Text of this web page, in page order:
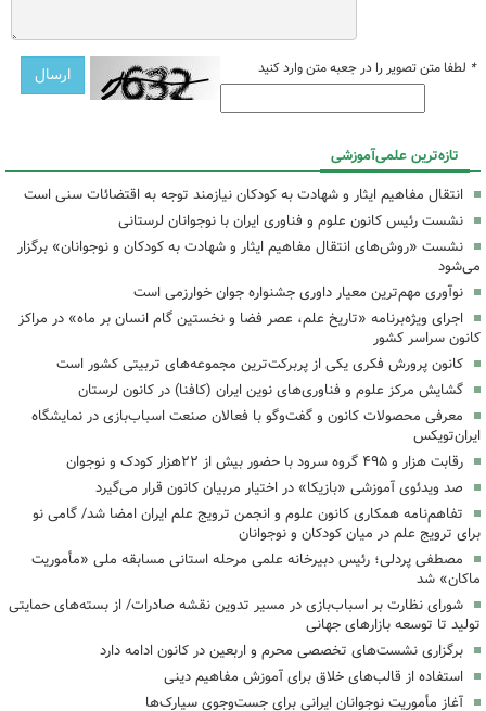
* لطفا متن تصویر را در جعبه متن وارد کنید
تازه‌ترین علمی‌آموزشی
انتقال مفاهیم ایثار و شهادت به کودکان نیازمند توجه به اقتضائات سنی است
نشست رئیس کانون علوم و فناوری ایران با نوجوانان لرستانی
نشست «روش‌های انتقال مفاهیم ایثار و شهادت به کودکان و نوجوانان» برگزار
می‌شود
نوآوری مهم‌ترین معیار داوری جشنواره جوان خوارزمی است
اجرای ویژه‌برنامه «تاریخ علم، عصر فضا و نخستین گام انسان بر ماه» در مراکز
کانون سراسر کشور
کانون پرورش فکری یکی از پربرکت‌ترین مجموعه‌های تربیتی کشور است
گشایش مرکز علوم و فناوری‌های نوین ایران (کافنا) در کانون لرستان
معرفی محصولات کانون و گفت‌وگو با فعالان صنعت اسباب‌بازی در نمایشگاه
ایران‌تویکس
رقابت هزار و ۴۹۵ گروه سرود با حضور بیش از ۲۲هزار کودک و نوجوان
‌صد ویدئوی آموزشی «بازیکا» در اختیار مربیان کانون قرار می‌گیرد
تفاهم‌نامه همکاری کانون علوم و انجمن ترویج علم ایران امضا شد/ گامی نو
برای ترویج علم در میان کودکان و نوجوانان
مصطفی پردلی؛ رئیس دبیرخانه علمی مرحله استانی مسابقه ملی «مأموریت
ماکان» شد
شورای نظارت بر اسباب‌بازی در مسیر تدوین نقشه صادرات/ از بسته‌های حمایتی
تولید تا توسعه بازارهای جهانی
برگزاری نشست‌های تخصصی محرم و اربعین در کانون ادامه دارد
استفاده از قالب‌های خلاق برای آموزش مفاهیم دینی
آغاز مأموریت نوجوانان ایرانی برای جست‌وجوی سیارک‌ها